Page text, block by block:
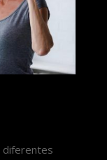
diferentes